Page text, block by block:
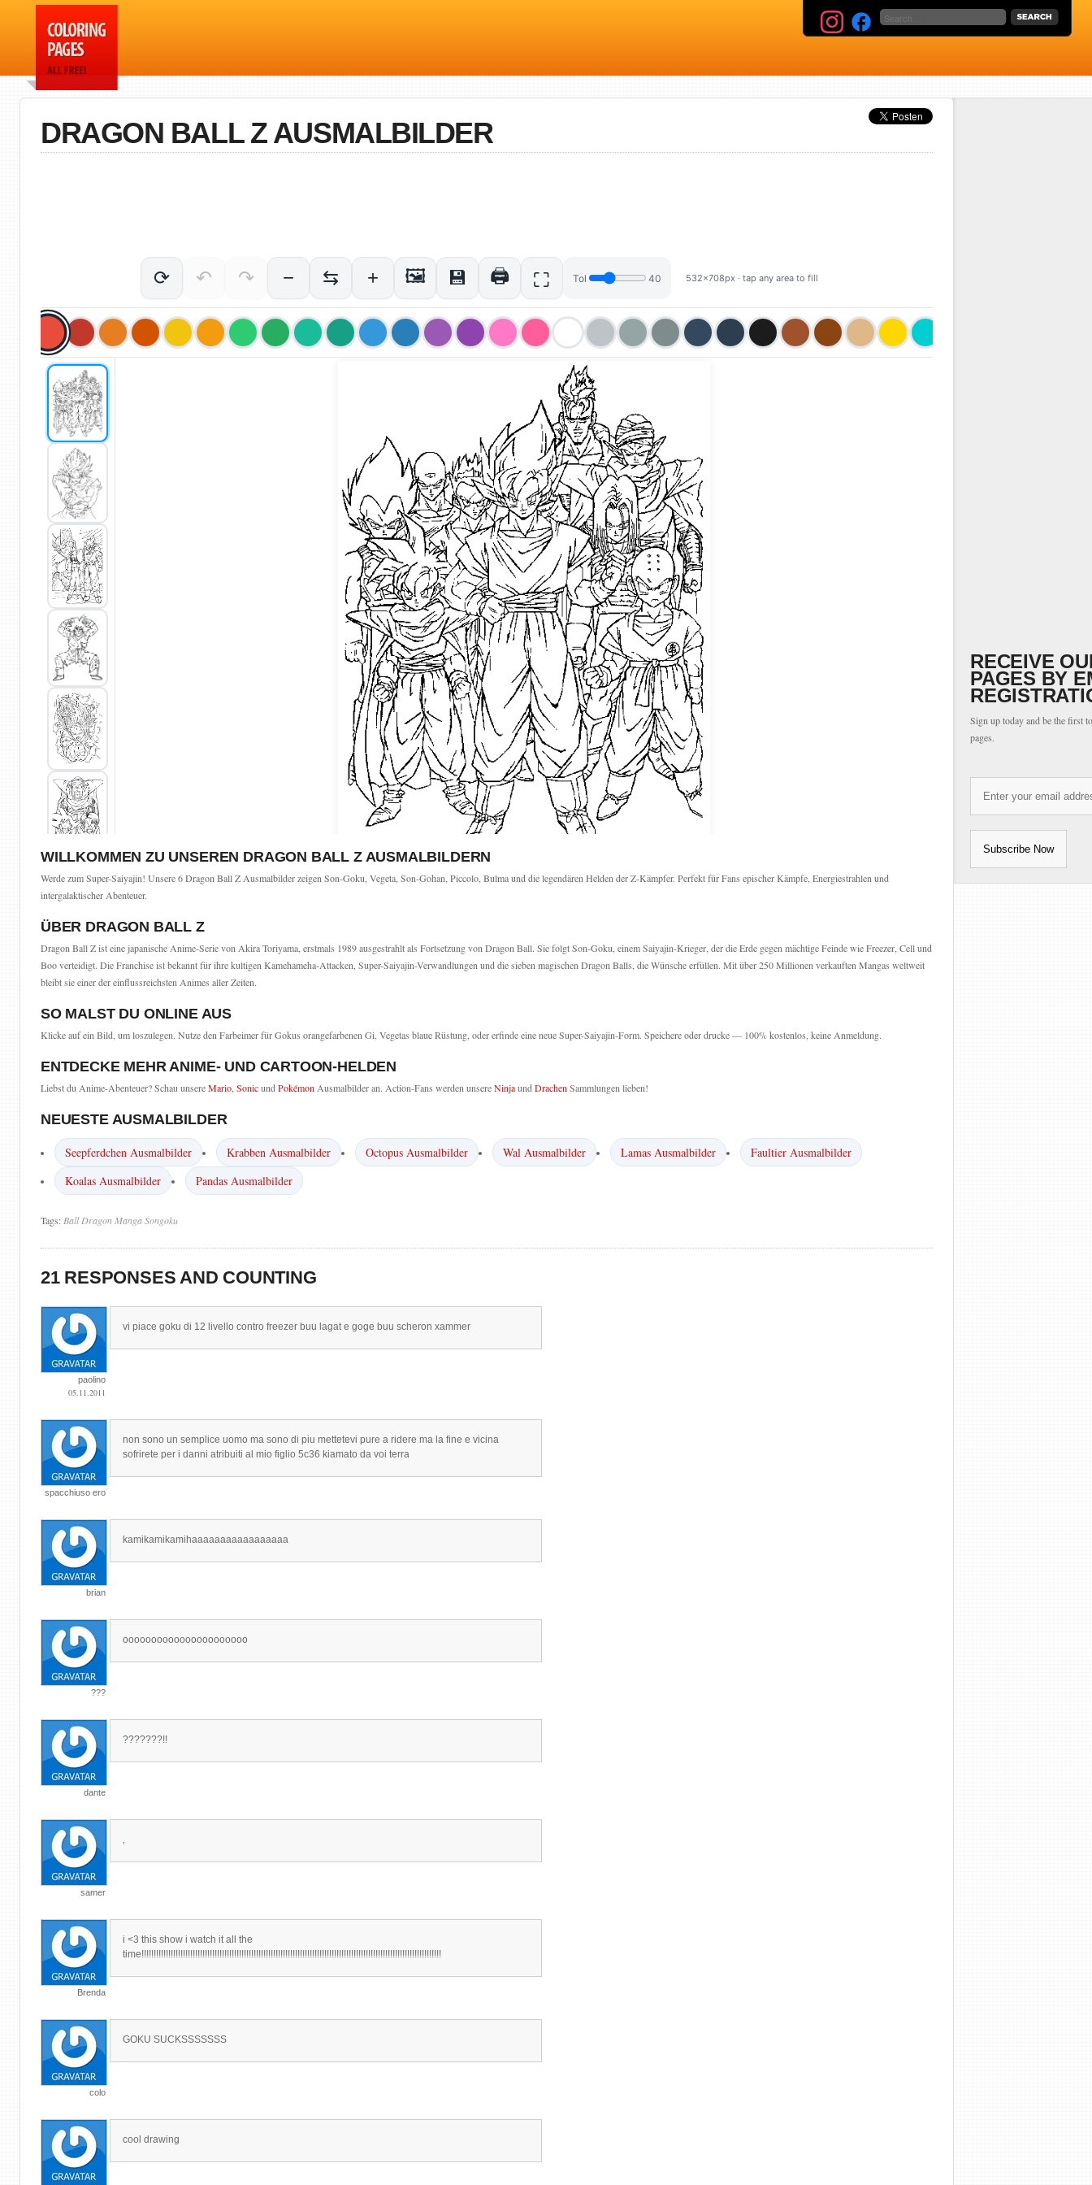
DRAGON BALL Z AUSMALBILDER
WILLKOMMEN ZU UNSEREN DRAGON BALL Z AUSMALBILDERN
Werde zum Super-Saiyajin! Unsere 6 Dragon Ball Z Ausmalbilder zeigen Son-Goku, Vegeta, Son-Gohan, Piccolo, Bulma und die legendären Helden der Z-Kämpfer. Perfekt für Fans epischer Kämpfe, Energiestrahlen und
intergalaktischer Abenteuer.
ÜBER DRAGON BALL Z
Dragon Ball Z ist eine japanische Anime-Serie von Akira Toriyama, erstmals 1989 ausgestrahlt als Fortsetzung von Dragon Ball. Sie folgt Son-Goku, einem Saiyajin-Krieger, der die Erde gegen mächtige Feinde wie Freezer, Cell und
Boo verteidigt. Die Franchise ist bekannt für ihre kultigen Kamehameha-Attacken, Super-Saiyajin-Verwandlungen und die sieben magischen Dragon Balls, die Wünsche erfüllen. Mit über 250 Millionen verkauften Mangas weltweit
bleibt sie einer der einflussreichsten Animes aller Zeiten.
SO MALST DU ONLINE AUS
Klicke auf ein Bild, um loszulegen. Nutze den Farbeimer für Gokus orangefarbenen Gi, Vegetas blaue Rüstung, oder erfinde eine neue Super-Saiyajin-Form. Speichere oder drucke — 100% kostenlos, keine Anmeldung.
ENTDECKE MEHR ANIME- UND CARTOON-HELDEN
Liebst du Anime-Abenteuer? Schau unsereMario Sonicund Pokémon Ausmalbilder an. Action-Fans werden unsereNinjaund Drachen Sammlungen lieben!
NEUESTE AUSMALBILDER
Seepferdchen Ausmalbilder Krabben Ausmalbilder Octopus Ausmalbilder Wal Ausmalbilder Lamas Ausmalbilder
Faultier Ausmalbilder
Koalas Ausmalbilder
Pandas Ausmalbilder
Tags: Ball Dragon MangaSongoku
21 RESPONSES AND COUNTING
paolino
05.11.2011
vi piace goku di 12 livello contro freezer buu lagat e goge buu scheron xammer
spacchiuso ero
non sono un semplice uomo ma sono di piu mettetevi pure a ridere ma la fine e vicina
sofrirete per i danni atribuiti al mio figlio 5c36 kiamato da voi terra
brian
kamikamikamihaaaaaaaaaaaaaaaaa
???
oooooooooooooooooooooo
dante
???????!!
samer
‚
Brenda
i <3 this show i watch it all the
time!!!!!!!!!!!!!!!!!!!!!!!!!!!!!!!!!!!!!!!!!!!!!!!!!!!!!!!!!!!!!!!!!!!!!!!!!!!!!!!!!!!!!!!!!!!!!!!!!!!!!!!!!!!!!!!!!!!!!!!!!!!
colo
GOKU SUCKSSSSSSS
cool drawing
RECEIVE
PAGES BY
Sign up today and be the first
pages.